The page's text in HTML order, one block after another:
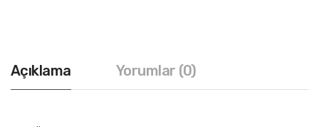
Açıklama Yorumlar (0)